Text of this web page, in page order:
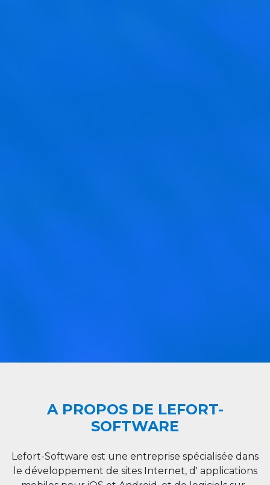
A PROPOS DE LEFORT-
SOFTWARE
Lefort-Software est une entreprise spécialisée dans
le développement de sites Internet, d' applications